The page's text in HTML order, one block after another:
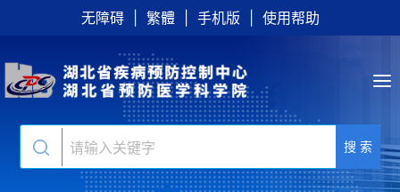
无障碍 繁體 手机版 使用帮助
搜 索